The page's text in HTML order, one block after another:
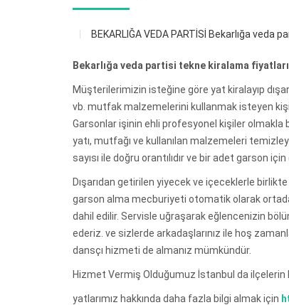
BEKARLIĞA VEDA PARTİSİ Bekarlığa veda
Bekarlığa veda partisi tekne kiralama
Müşterilerimizin isteğine göre yat kiralayıp
vb. mutfak malzemelerini kullanmak isteyen
Garsonlar işinin ehli profesyonel kişiler
yatı, mutfağı ve kullanılan malzemeleri
sayısı ile doğru orantılıdır ve bir adet garson
Dışarıdan getirilen yiyecek ve içeceklerle
garson alma mecburiyeti otomatik olarak
dahil edilir. Servisle uğraşarak eğlencenizin
ederiz. ve sizlerde arkadaşlarınız ile hoş
dansçı hizmeti de almanız mümkündür.
Hizmet Vermiş Olduğumuz İstanbul da ilçelerin
yatlarımız hakkında daha fazla bilgi almak için